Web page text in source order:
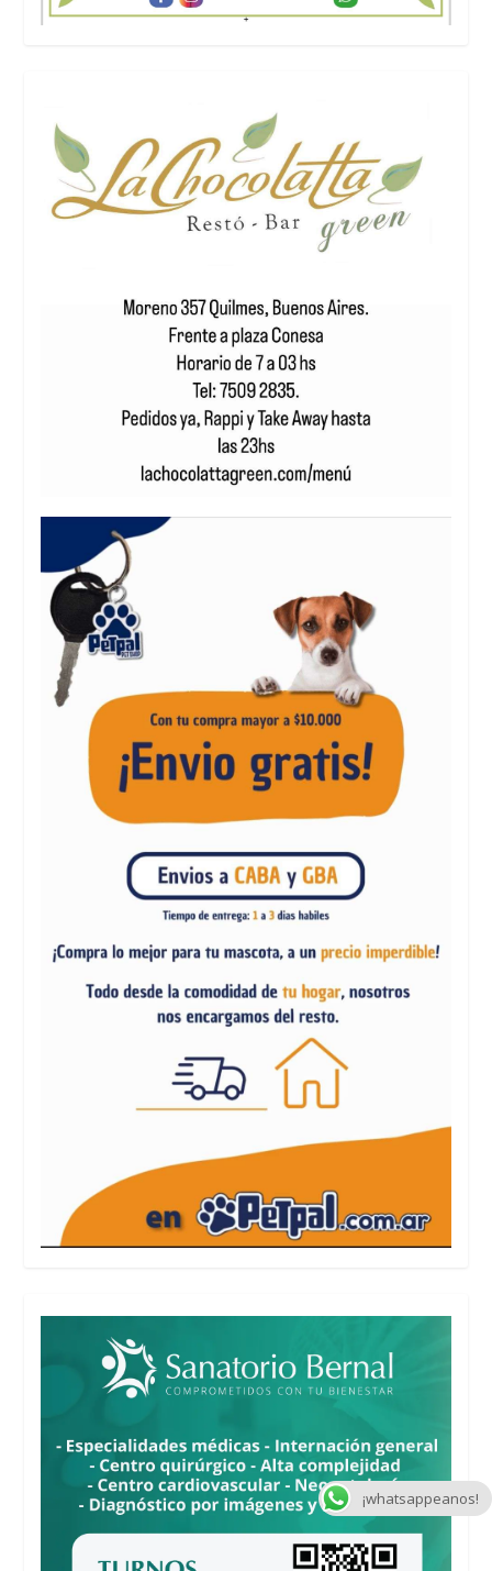
¡whatsappeanos!